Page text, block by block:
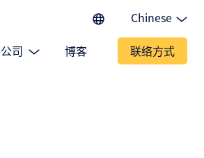
English (EU)
English (IN)
Chinese
公司 博客 联络方式